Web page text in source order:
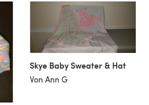
Skye Baby Sweater & Hat
Von Ann G